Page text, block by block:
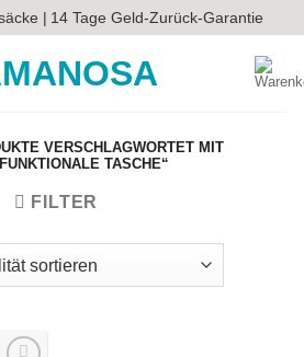
| 14 Tage Geld-Zurück-Garantie
VERSCHLAGWORTET MIT
TASCHE“
FILTER